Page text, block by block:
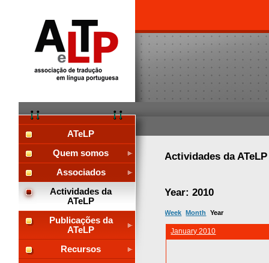
ATeLP
Quem somos
Associados
Actividades da
ATeLP
Publicações da
ATeLP
Recursos
Actividades da
Year: 2010
Week Month Year
January 2010